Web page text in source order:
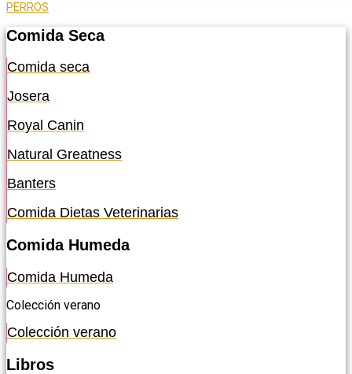
PERROS
Comida Seca
Comida seca
Josera
Royal Canin
Natural Greatness
Banters
Comida Dietas Veterinarias
Comida Humeda
Comida Humeda
Colección verano
Colección verano
Libros